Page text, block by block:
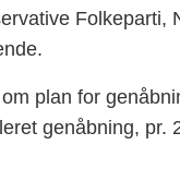
Folkeparti,
plan for
genåbning, pr.